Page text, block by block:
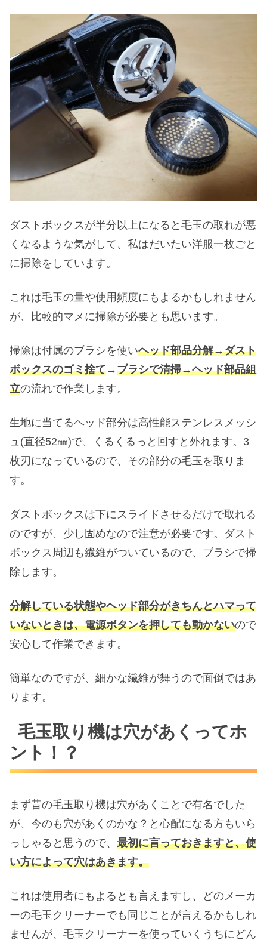
ダストボックスが半分以上になると毛玉の取れが悪
くなるような気がして、私はだいたい洋服一枚ごと
に掃除をしています。
これは毛玉の量や使用頻度にもよるかもしれません
が、比較的マメに掃除が必要とも思います。
掃除は付属のブラシを使いヘッド部品分解→ダスト
ボックスのゴミ捨て→ブラシで清掃→ヘッド部品組
立の流れで作業します。
生地に当てるヘッド部分は高性能ステンレスメッシ
ュ(直径52㎜)で、くるくるっと回すと外れます。3
枚刃になっているので、その部分の毛玉を取りま
す。
ダストボックスは下にスライドさせるだけで取れる
のですが、少し固めなので注意が必要です。ダスト
ボックス周辺も繊維がついているので、ブラシで掃
除します。
分解している状態やヘッド部分がきちんとハマって
いないときは、電源ボタンを押しても動かないので
安心して作業できます。
簡単なのですが、細かな繊維が舞うので面倒ではあ
ります。
毛玉取り機は穴があくってホ
ント！？
まず昔の毛玉取り機は穴があくことで有名でした
が、今のも穴があくのかな？と心配になる方もいら
っしゃると思うので、 最初に言っておきますと、使
い方によって穴はあきます。
これは使用者にもよるとも言えますし、どのメーカ
ーの毛玉クリーナーでも同じことが言えるかもしれ
ませんが、毛玉クリーナーを使っていくうちにどん